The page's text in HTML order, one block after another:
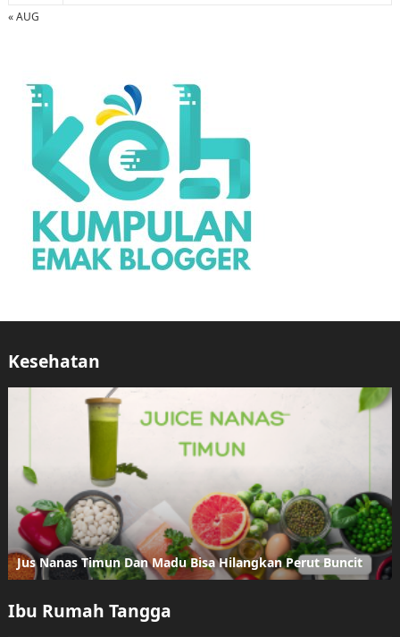
« AUG
Kesehatan
Jus Nanas Timun Dan Madu Bisa Hilangkan Perut Buncit
Ibu Rumah Tangga